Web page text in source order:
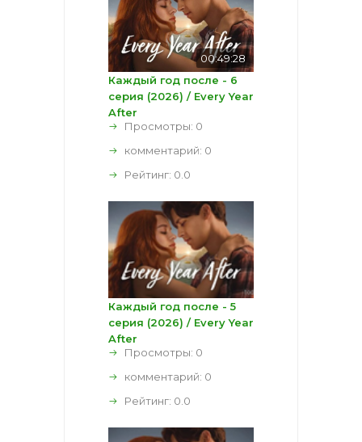
00:49:28
Каждый год после - 6
серия (2026) / Every Year
After
Просмотры: 0
комментарий: 0
Рейтинг: 0.0
Каждый год после - 5
серия (2026) / Every Year
After
Просмотры: 0
комментарий: 0
Рейтинг: 0.0